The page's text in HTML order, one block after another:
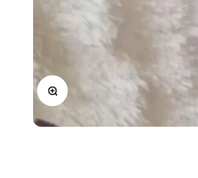
In-/uitzoomen